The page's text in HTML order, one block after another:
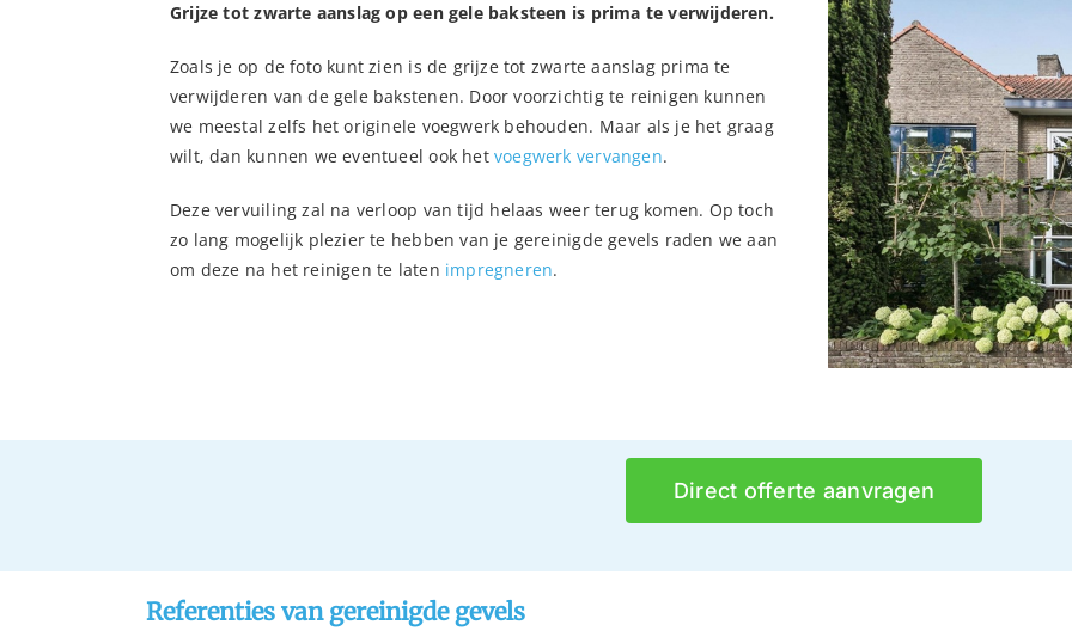
Grijze tot zwarte aanslag op een gele baksteen is prima te verwijderen.
Zoals je op de foto kunt zien is de grijze tot zwarte aanslag prima te
verwijderen van de gele bakstenen. Door voorzichtig te reinigen kunnen
we meestal zelfs het originele voegwerk behouden. Maar als je het graag
wilt, dan kunnen we eventueel ook het voegwerk vervangen.
Deze vervuiling zal na verloop van tijd helaas weer terug komen. Op toch
zo lang mogelijk plezier te hebben van je gereinigde gevels raden we aan
om deze na het reinigen te laten impregneren.
Direct offerte aanvragen
Referenties van gereinigde gevels